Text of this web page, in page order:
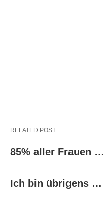
RELATED POST
85% aller Frauen …
Ich bin übrigens …